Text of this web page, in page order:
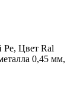
Цвет Ral
0,45 мм,